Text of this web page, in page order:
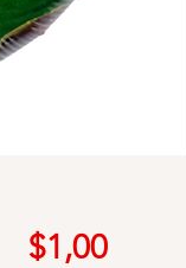
$1,00Precio